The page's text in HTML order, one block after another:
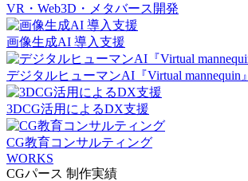
VR・Web3D・メタバース開発
画像生成AI 導入支援
デジタルヒューマンAI『Virtual mannequin』
3DCG活用によるDX支援
CG教育コンサルティング
WORKS
CGパース 制作実績